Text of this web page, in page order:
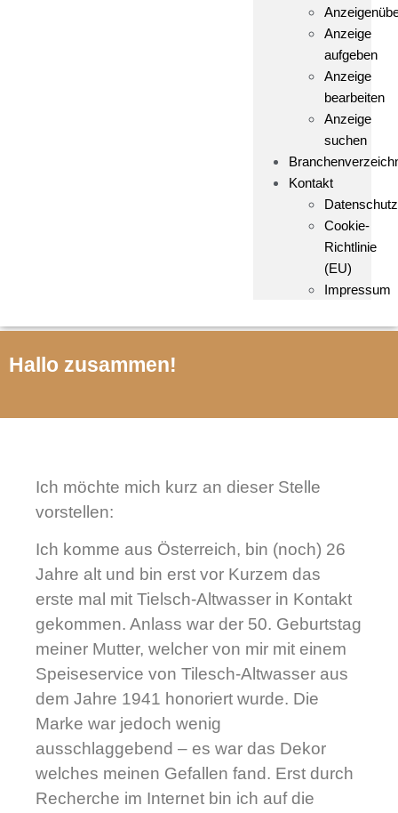
Anzeige
aufgeben
Anzeige
bearbeiten
Anzeige
suchen
Kontakt
Cookie-
Richtlinie
(EU)
Impressum
Hallo zusammen!
Ich möchte mich kurz an dieser Stelle
vorstellen:
Ich komme aus Österreich, bin (noch) 26
Jahre alt und bin erst vor Kurzem das
erste mal mit Tielsch-Altwasser in Kontakt
gekommen. Anlass war der 50. Geburtstag
meiner Mutter, welcher von mir mit einem
Speiseservice von Tilesch-Altwasser aus
dem Jahre 1941 honoriert wurde. Die
Marke war jedoch wenig
ausschlaggebend – es war das Dekor
welches meinen Gefallen fand. Erst durch
Recherche im Internet bin ich auf die